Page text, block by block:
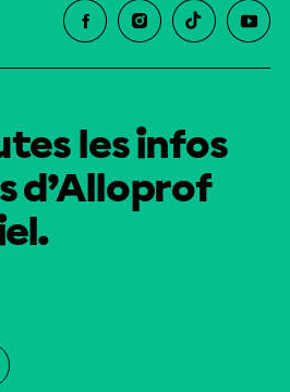
les infos
d’Alloprof